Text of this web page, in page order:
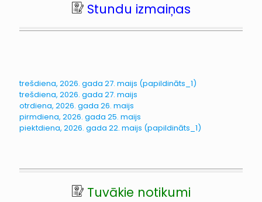
Stundu izmaiņas
trešdiena, 2026. gada 27. maijs (papildināts_1)
trešdiena, 2026. gada 27. maijs
otrdiena, 2026. gada 26. maijs
pirmdiena, 2026. gada 25. maijs
piektdiena, 2026. gada 22. maijs (papildināts_1)
Tuvākie notikumi